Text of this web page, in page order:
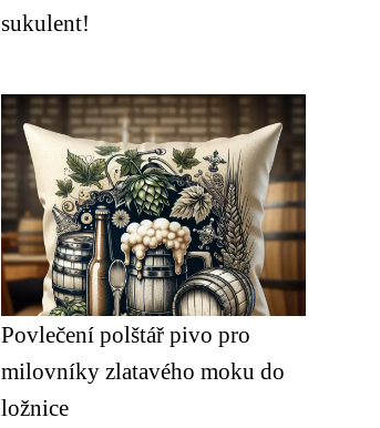
sukulent!
Povlečení polštář pivo pro
milovníky zlatavého moku do
ložnice